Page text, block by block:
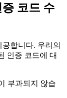
코드 수
합니다. 우리의
인증 코드에 대
부과되지 않습